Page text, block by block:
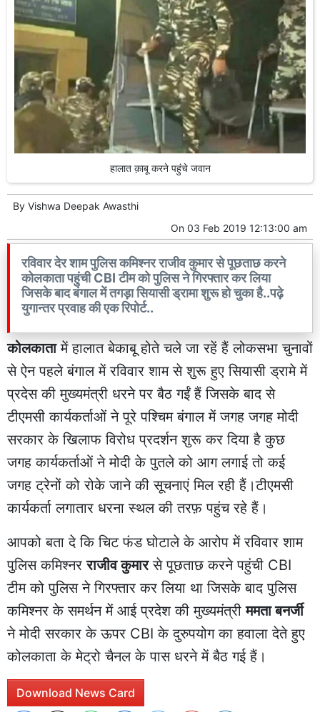
हालात क़ाबू करने पहुंचे जवान
By Vishwa Deepak Awasthi
On 03 Feb 2019 12:13:00 am
रविवार देर शाम पुलिस कमिश्नर राजीव कुमार से पूछताछ करने
कोलकाता पहुंची CBI टीम को पुलिस ने गिरफ्तार कर लिया
जिसके बाद बंगाल में तगड़ा सियासी ड्रामा शुरू हो चुका है..पढ़े
युगान्तर प्रवाह की एक रिपोर्ट..
कोलकातामें हालात बेकाबू होते चले जा रहें हैं लोकसभा चुनावों
से ऐन पहले बंगाल में रविवार शाम से शुरू हुए सियासी ड्रामे में
प्रदेस की मुख्यमंत्री धरने पर बैठ गईं हैं जिसके बाद से
टीएमसी कार्यकर्ताओं ने पूरे पश्चिम बंगाल में जगह जगह मोदी
सरकार के खिलाफ विरोध प्रदर्शन शुरू कर दिया है कुछ
जगह कार्यकर्ताओं ने मोदी के पुतले को आग लगाई तो कई
जगह ट्रेनों को रोके जाने की सूचनाएं मिल रही हैं।टीएमसी
कार्यकर्ता लगातार धरना स्थल की तरफ़ पहुंच रहे हैं।
आपको बता दे कि चिट फंड घोटाले के आरोप में रविवार शाम
पुलिस कमिश्नरराजीव कुमारसे पूछताछ करने पहुंची CBI
टीम को पुलिस ने गिरफ्तार कर लिया था जिसके बाद पुलिस
कमिश्नर के समर्थन में आई प्रदेश की मुख्यमंत्रीममता बनर्जी
ने मोदी सरकार के ऊपर CBI के दुरुपयोग का हवाला देते हुए
कोलकाता के मेट्रो चैनल के पास धरने में बैठ गई हैं।
Download News Card